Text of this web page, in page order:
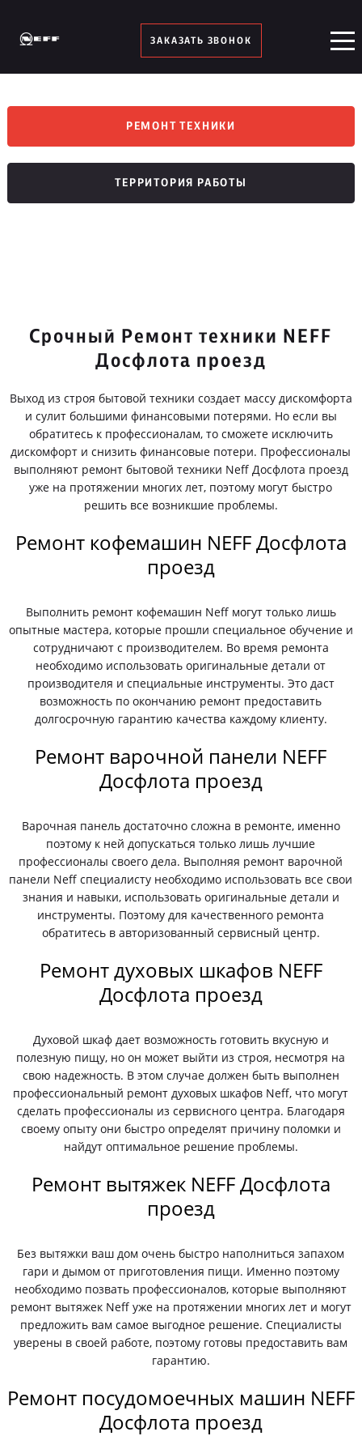
ЗАКАЗАТЬ ЗВОНОК
РЕМОНТ ТЕХНИКИ
ТЕРРИТОРИЯ РАБОТЫ
Срочный Ремонт техники NEFF
Досфлота проезд
Выход из строя бытовой техники создает массу дискомфорта
и сулит большими финансовыми потерями. Но если вы
обратитесь к профессионалам, то сможете исключить
дискомфорт и снизить финансовые потери. Профессионалы
выполняют ремонт бытовой техники Neff Досфлота проезд
уже на протяжении многих лет, поэтому могут быстро
решить все возникшие проблемы.
Ремонт кофемашин NEFF Досфлота
проезд
Выполнить ремонт кофемашин Neff могут только лишь
опытные мастера, которые прошли специальное обучение и
сотрудничают с производителем. Во время ремонта
необходимо использовать оригинальные детали от
производителя и специальные инструменты. Это даст
возможность по окончанию ремонт предоставить
долгосрочную гарантию качества каждому клиенту.
Ремонт варочной панели NEFF
Досфлота проезд
Варочная панель достаточно сложна в ремонте, именно
поэтому к ней допускаться только лишь лучшие
профессионалы своего дела. Выполняя ремонт варочной
панели Neff специалисту необходимо использовать все свои
знания и навыки, использовать оригинальные детали и
инструменты. Поэтому для качественного ремонта
обратитесь в авторизованный сервисный центр.
Ремонт духовых шкафов NEFF
Досфлота проезд
Духовой шкаф дает возможность готовить вкусную и
полезную пищу, но он может выйти из строя, несмотря на
свою надежность. В этом случае должен быть выполнен
профессиональный ремонт духовых шкафов Neff, что могут
сделать профессионалы из сервисного центра. Благодаря
своему опыту они быстро определят причину поломки и
найдут оптимальное решение проблемы.
Ремонт вытяжек NEFF Досфлота
проезд
Без вытяжки ваш дом очень быстро наполниться запахом
гари и дымом от приготовления пищи. Именно поэтому
необходимо позвать профессионалов, которые выполняют
ремонт вытяжек Neff уже на протяжении многих лет и могут
предложить вам самое выгодное решение. Специалисты
уверены в своей работе, поэтому готовы предоставить вам
гарантию.
Ремонт посудомоечных машин NEFF
Досфлота проезд